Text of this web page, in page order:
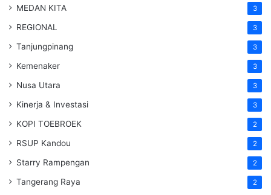
MEDAN KITA 3
REGIONAL 3
Tanjungpinang 3
Kemenaker 3
Nusa Utara 3
Kinerja & Investasi 3
KOPI TOEBROEK 2
RSUP Kandou 2
Starry Rampengan 2
Tangerang Raya 2